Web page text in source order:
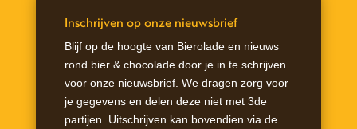
Inschrijven op onze nieuwsbrief
Blijf op de hoogte van Bierolade en nieuws
rond bier & chocolade door je in te schrijven
voor onze nieuwsbrief. We dragen zorg voor
je gegevens en delen deze niet met 3de
partijen. Uitschrijven kan bovendien via de